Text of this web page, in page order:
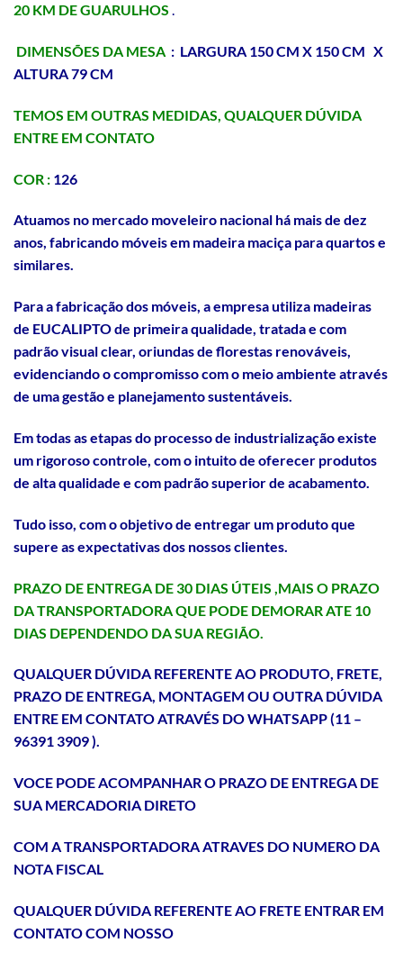
20 KM DE GUARULHOS .
DIMENSÕES DA MESA : LARGURA 150 CM X 150 CM X
ALTURA 79 CM
TEMOS EM OUTRAS MEDIDAS, QUALQUER DÚVIDA
ENTRE EM CONTATO
COR : 126
Atuamos no mercado moveleiro nacional há mais de dez
anos, fabricando móveis em madeira maciça para quartos e
similares.
Para a fabricação dos móveis, a empresa utiliza madeiras
de EUCALIPTO de primeira qualidade, tratada e com
padrão visual clear, oriundas de florestas renováveis,
evidenciando o compromisso com o meio ambiente através
de uma gestão e planejamento sustentáveis.
Em todas as etapas do processo de industrialização existe
um rigoroso controle, com o intuito de oferecer produtos
de alta qualidade e com padrão superior de acabamento.
Tudo isso, com o objetivo de entregar um produto que
supere as expectativas dos nossos clientes.
PRAZO DE ENTREGA DE 30 DIAS ÚTEIS ,MAIS O PRAZO
DA TRANSPORTADORA QUE PODE DEMORAR ATE 10
DIAS DEPENDENDO DA SUA REGIÃO.
QUALQUER DÚVIDA REFERENTE AO PRODUTO, FRETE,
PRAZO DE ENTREGA, MONTAGEM OU OUTRA DÚVIDA
ENTRE EM CONTATO ATRAVÉS DO WHATSAPP (11 –
96391 3909 ).
VOCE PODE ACOMPANHAR O PRAZO DE ENTREGA DE
SUA MERCADORIA DIRETO
COM A TRANSPORTADORA ATRAVES DO NUMERO DA
NOTA FISCAL
QUALQUER DÚVIDA REFERENTE AO FRETE ENTRAR EM
CONTATO COM NOSSO